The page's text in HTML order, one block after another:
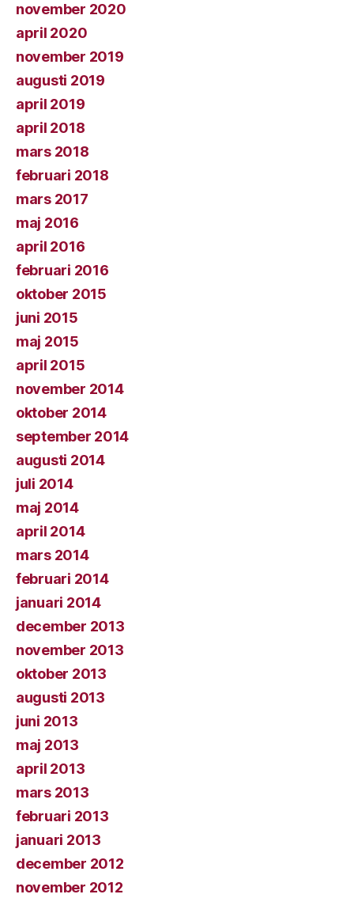
november 2020
april 2020
november 2019
augusti 2019
april 2019
april 2018
mars 2018
februari 2018
mars 2017
maj 2016
april 2016
februari 2016
oktober 2015
juni 2015
maj 2015
april 2015
november 2014
oktober 2014
september 2014
augusti 2014
juli 2014
maj 2014
april 2014
mars 2014
februari 2014
januari 2014
december 2013
november 2013
oktober 2013
augusti 2013
juni 2013
maj 2013
april 2013
mars 2013
februari 2013
januari 2013
december 2012
november 2012